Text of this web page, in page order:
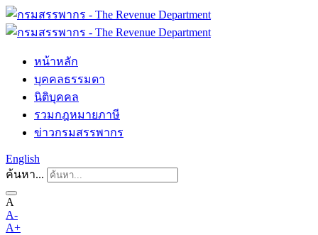
หน้าหลัก
บุคคลธรรมดา
นิติบุคคล
รวมกฎหมายภาษี
ข่าวกรมสรรพากร
English
ค้นหา...
A
A-
A+